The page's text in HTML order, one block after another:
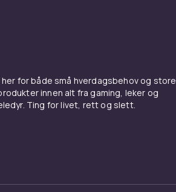
for både små hverdagsbehov og store
innen alt fra gaming, leker og
Ting for livet, rett og slett.